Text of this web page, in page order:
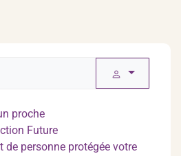
proche
Future
de personne protégée votre